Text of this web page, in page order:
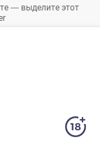
— выделите этот